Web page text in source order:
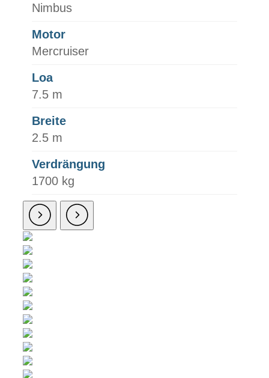
Nimbus
Motor
Mercruiser
Loa
7.5 m
Breite
2.5 m
Verdrängung
1700 kg